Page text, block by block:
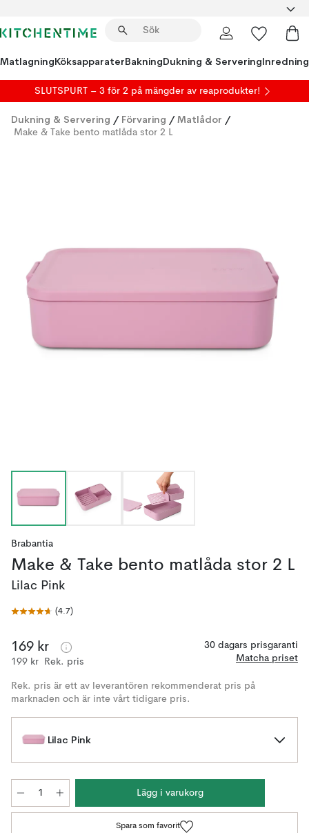
MatlagningKöksapparaterBakningDukning & ServeringInredning
SLUTSPURT – 3 för 2 på mängder av reaprodukter!
Dukning & Servering / Förvaring / Matlådor /
Make & Take bento matlåda stor 2 L
Brabantia
Make & Take bento matlåda stor 2 L
Lilac Pink
(4.7)
169 kr
199 kr Rek. pris
30 dagars prisgaranti
Matcha priset
Rek. pris är ett av leverantören rekommenderat pris på
marknaden och är inte vårt tidigare pris.
Lilac Pink
Lägg i varukorg
Spara som favorit